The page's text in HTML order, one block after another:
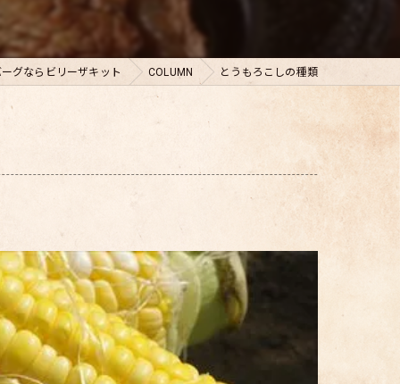
グならビリーザキット COLUMN とうもろこしの種類